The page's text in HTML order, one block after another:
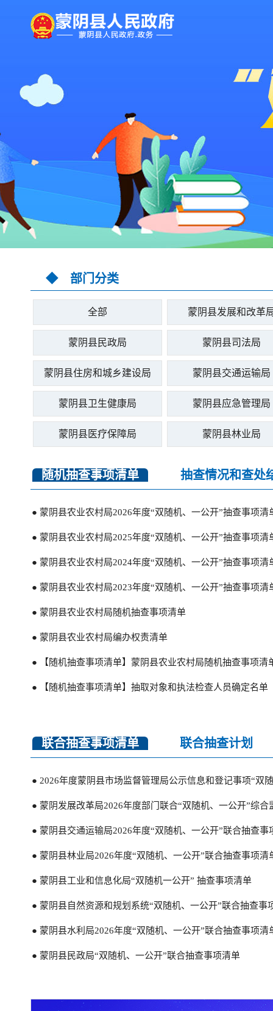
◆ 部门分类
全部 蒙阴县发展和改革
蒙阴县民政局 蒙阴县司法局
蒙阴县住房和城乡建设局 蒙阴县交通运输局
蒙阴县卫生健康局 蒙阴县应急管理局
蒙阴县医疗保障局 蒙阴县林业局
随机抽查事项清单 抽查情况和查处
● 蒙阴县农业农村局2026年度“双随机、一公开”抽查事项清
● 蒙阴县农业农村局2025年度“双随机、一公开”抽查事项清
● 蒙阴县农业农村局2024年度“双随机、一公开”抽查事项清
● 蒙阴县农业农村局2023年度“双随机、一公开”抽查事项清
● 蒙阴县农业农村局随机抽查事项清单
● 蒙阴县农业农村局编办权责清单
● 【随机抽查事项清单】蒙阴县农业农村局随机抽查事项清
● 【随机抽查事项清单】抽取对象和执法检查人员确定名单
● 【抽查情况和处理结果】2025年度蒙阴县农业农村局“双
● 2026年蒙阴县农业农村局行政执法检查计划清单（四上企
联合抽查事项清单 联合抽查计划
● 2026年度蒙阴县市场监督管理局公示信息和登记事项“双
● 蒙阴发展改革局2026年度部门联合“双随机、一公开”综合
● 蒙阴县交通运输局2026年度“双随机、一公开”联合抽查事
● 蒙阴县林业局2026年度“双随机、一公开”联合抽查事项清
● 蒙阴县工业和信息化局“双随机一公开” 抽查事项清单
● 蒙阴县自然资源和规划系统“双随机、一公开”联合抽查事
● 蒙阴县水利局2026年度“双随机、一公开”联合抽查事项清
● 蒙阴县民政局“双随机、一公开”联合抽查事项清单